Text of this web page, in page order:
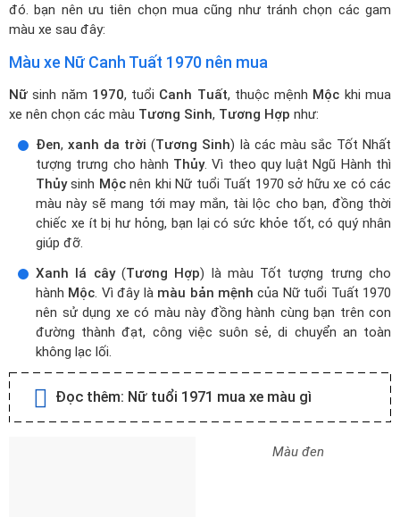
đó. bạn nên ưu tiên chọn mua cũng như tránh chọn các gam
màu xe sau đây:
Màu xe Nữ Canh Tuất 1970 nên mua
Nữ sinh năm 1970, tuổi Canh Tuất, thuộc mệnh Mộc khi mua
xe nên chọn các màu Tương Sinh, Tương Hợp như:
Đen,xanh da trời (Tương Sinh) là các màu sắc Tốt Nhất
tượng trưng cho hành Thủy. Vì theo quy luật Ngũ Hành thì
Thủysinh Mộcnên khi Nữ tuổi Tuất 1970 sở hữu xe có các
màu này sẽ mang tới may mắn, tài lộc cho bạn, đồng thời
chiếc xe ít bị hư hỏng, bạn lại có sức khỏe tốt, có quý nhân
giúp đỡ.
Xanh lá cây(Tương Hợp) là màu Tốt tượng trưng cho
hành Mộc. Vì đây là màu bản mệnh của Nữ tuổi Tuất 1970
nên sử dụng xe có màu này đồng hành cùng bạn trên con
đường thành đạt, công việc suôn sẻ, di chuyển an toàn
không lạc lối.
Đọc thêm: Nữ tuổi 1971 mua xe màu gì
Màu đen